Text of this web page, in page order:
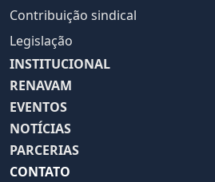
Contribuição sindical
Legislação
INSTITUCIONAL
RENAVAM
EVENTOS
NOTÍCIAS
PARCERIAS
CONTATO